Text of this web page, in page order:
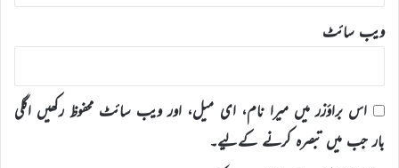
ویب‌ سائٹ
اس براؤزر میں میرا نام، ای میل، اور ویب سائٹ محفوظ رکھیں اگلی
بار جب میں تبصرہ کرنے کےلیے۔